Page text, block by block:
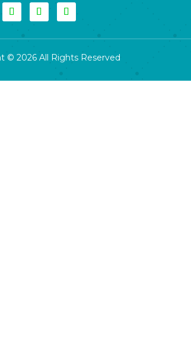
© 2026 All Rights Reserved